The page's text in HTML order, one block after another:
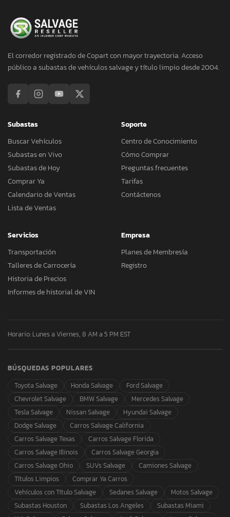
El corredor registrado de Copart con mayor trayectoria. Acceso
público a subastas de vehículos salvage y título limpio desde 2004.
Subastas
Buscar Vehículos
Subastas en Vivo
Subastas de Hoy
Comprar Ya
Calendario de Ventas
Lista de Ventas
Soporte
Centro de Conocimiento
Cómo Comprar
Preguntas frecuentes
Tarifas
Contáctenos
Servicios
Transportación
Talleres de Carrocería
Historia de Precios
Informes de historial de VIN
Empresa
Planes de Membresía
Registro
Horario: Lunes a Viernes, 8 AM a 5 PM EST
BÚSQUEDAS POPULARES
Toyota Salvage
Honda Salvage
Ford Salvage
Chevrolet Salvage
BMW Salvage
Mercedes Salvage
Tesla Salvage
Nissan Salvage
Hyundai Salvage
Dodge Salvage
Carros Salvage California
Carros Salvage Texas
Carros Salvage Florida
Carros Salvage Illinois
Carros Salvage Georgia
Carros Salvage Ohio
SUVs Salvage
Camiones Salvage
Títulos Limpios
Comprar Ya Carros
Vehículos con Título Salvage
Sedanes Salvage
Motos Salvage
Subastas Houston
Subastas Los Angeles
Subastas Miami